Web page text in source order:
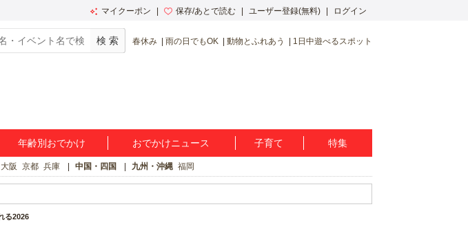
マイクーポン 保存/あとで読む ユーザー登録(無料) ログイン
春休み 雨の日でもOK 動物とふれあう 1日中遊べるスポット
年齢別おでかけ おでかけニュース 子育て 特集
大阪 京都 兵庫 中国・四国 九州・沖縄 福岡
る2026